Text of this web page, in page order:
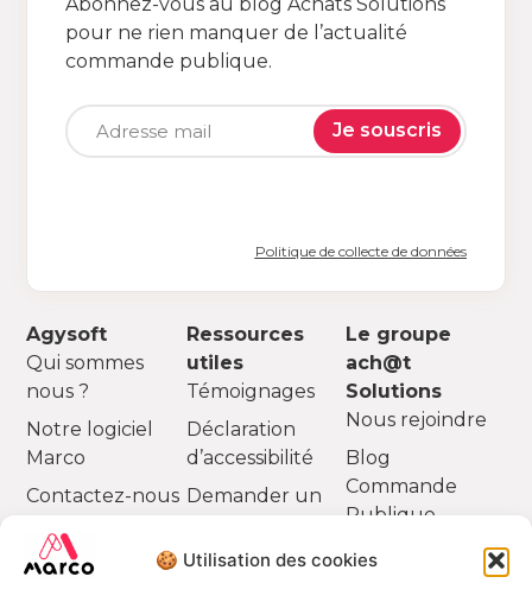
🍪 Utilisation des cookies
Agysoft
Qui sommes
nous ?
Notre logiciel
Marco
Contactez-nous
Ressources
utiles
Témoignages
Déclaration
d’accessibilité
Demander un
Le groupe
ach@t
Solutions
Nous rejoindre
Blog
Commande
Publique
Partenaires
pour ne rien manquer de l’actualité
commande publique.
Je souscris
Politique de collecte de données